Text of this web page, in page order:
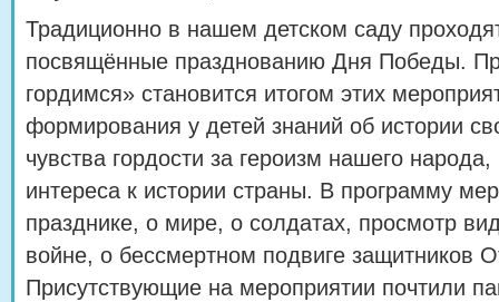
Традиционно в нашем детском саду
посвящённые празднованию Дня Победы.
гордимся» становится итогом этих
формирования у детей знаний об истории
чувства гордости за героизм нашего народа,
интереса к истории страны. В программу
празднике, о мире, о солдатах, просмотр
войне, о бессмертном подвиге защитников
Присутствующие на мероприятии почтили